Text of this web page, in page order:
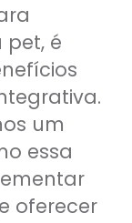
é
um
essa
oferecer